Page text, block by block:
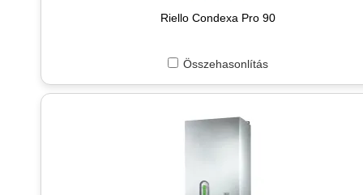
Riello Condexa Pro 90
Összehasonlítás